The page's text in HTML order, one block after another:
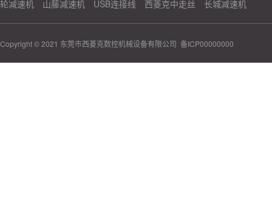
轮减速机 山藤减速机 USB连接线 西菱克中走丝 长城减速机
Copyright © 2021 东莞市西菱克数控机械设备有限公司 备ICP00000000